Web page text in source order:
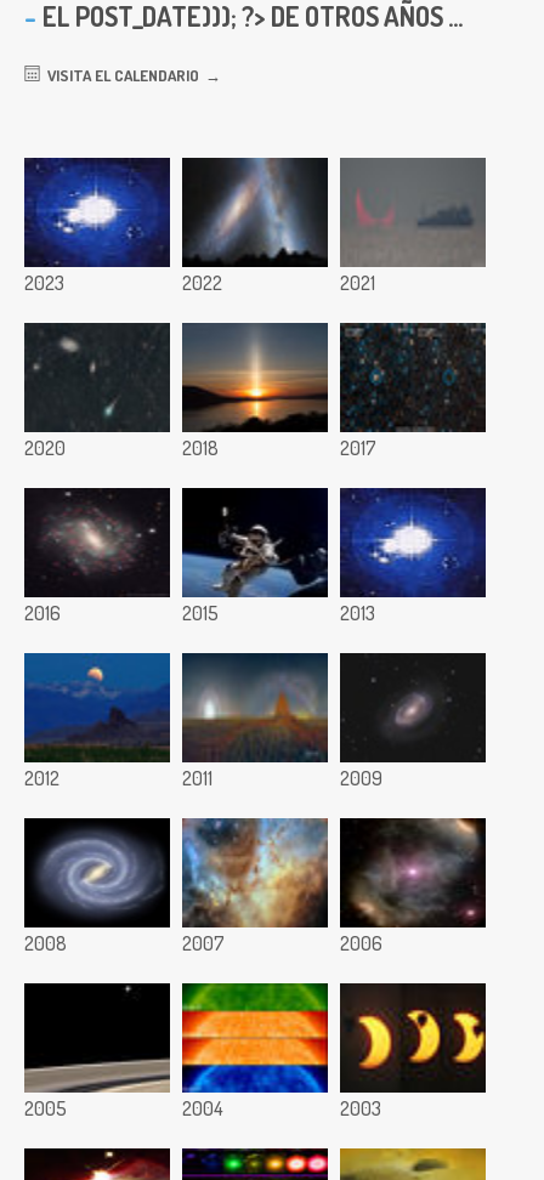
EL POST_DATE))); ?> DE OTROS AÑOS ...
VISITA EL CALENDARIO
2023 2022 2021
2020 2018 2017
2016 2015 2013
2012 2011 2009
2008 2007 2006
2005 2004 2003